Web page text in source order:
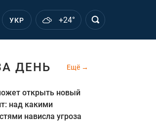
УКР +24°
ДЕНЬ Ещё
открыть новый
над какими
нависла угроза